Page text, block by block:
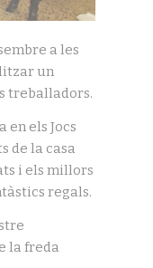
a les
un
treballadors.
en els Jocs
de la casa
i els millors
regals.
la freda